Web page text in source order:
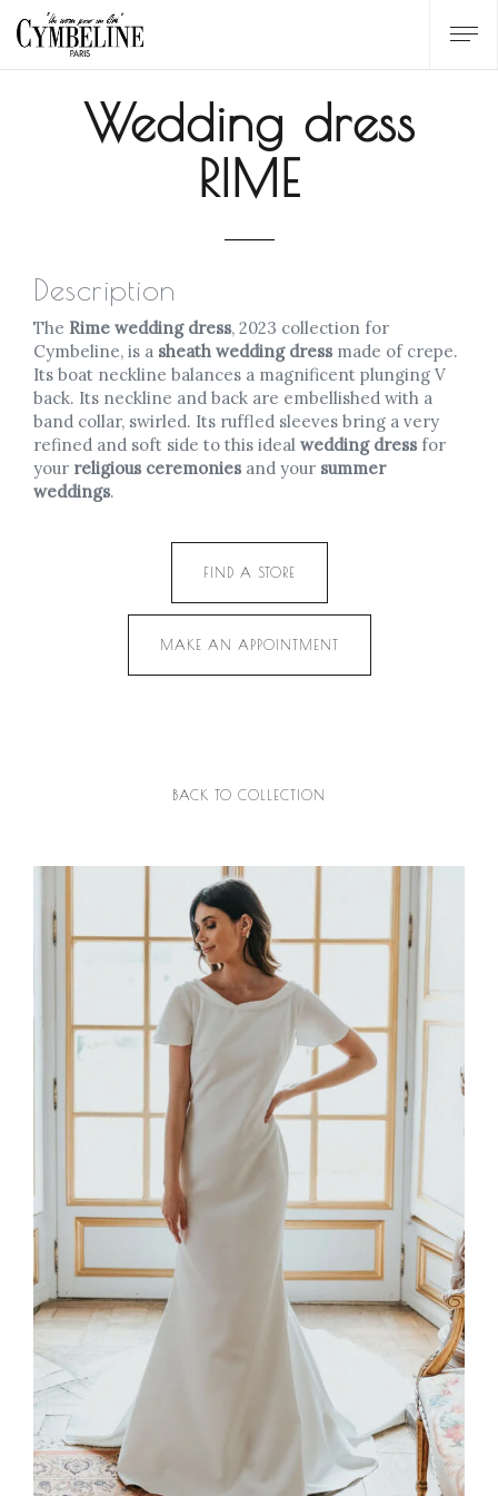
Wedding dress
RIME
Description
The Rime wedding dress, 2023 collection for
Cymbeline, is a sheath wedding dress made of crepe.
Its boat neckline balances a magnificent plunging V
back. Its neckline and back are embellished with a
band collar, swirled. Its ruffled sleeves bring a very
refined and soft side to this ideal wedding dress for
your religious ceremonies and your summer
weddings.
FIND A STORE
MAKE AN APPOINTMENT
BACK TO COLLECTION